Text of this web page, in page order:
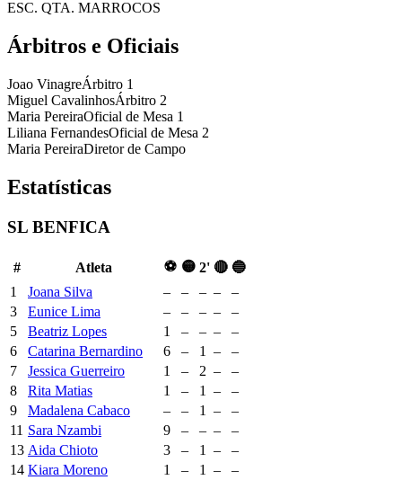
ESC. QTA. MARROCOS
Árbitros e Oficiais
Joao VinagreÁrbitro 1
Miguel CavalinhosÁrbitro 2
Maria PereiraOficial de Mesa 1
Liliana FernandesOficial de Mesa 2
Maria PereiraDiretor de Campo
Estatísticas
SL BENFICA
# Atleta ⚽ 🟡 2' 🔴 🔵
1
Joana Silva – – – –
–
3
Eunice Lima – – – –
–
5
Beatriz Lopes 1 – – –
–
6
Catarina Bernardino 6 – 1 –
–
7
Jessica Guerreiro 1 – 2 –
–
8
Rita Matias 1 – 1 –
–
9
Madalena Cabaco – – 1 –
–
11 Sara Nzambi 9 – – –
–
13 Aida Chioto 3 – 1 –
–
14 Kiara Moreno 1 – 1 –
–